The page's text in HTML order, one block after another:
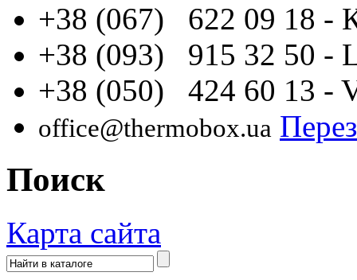
+38 (067) 622 09 18 -
+38 (093) 915 32 50 -
+38 (050) 424 60 13 -
office@thermobox.ua
Поиск
Карта сайта